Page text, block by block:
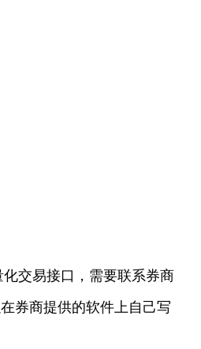
易接口，需要联系券商
券商提供的软件上自己写